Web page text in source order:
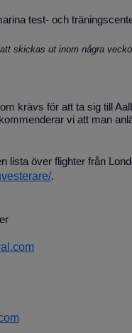
test- och
skickas ut inom några
krävs för att ta sig till
vi att man
lista över flighter från
.